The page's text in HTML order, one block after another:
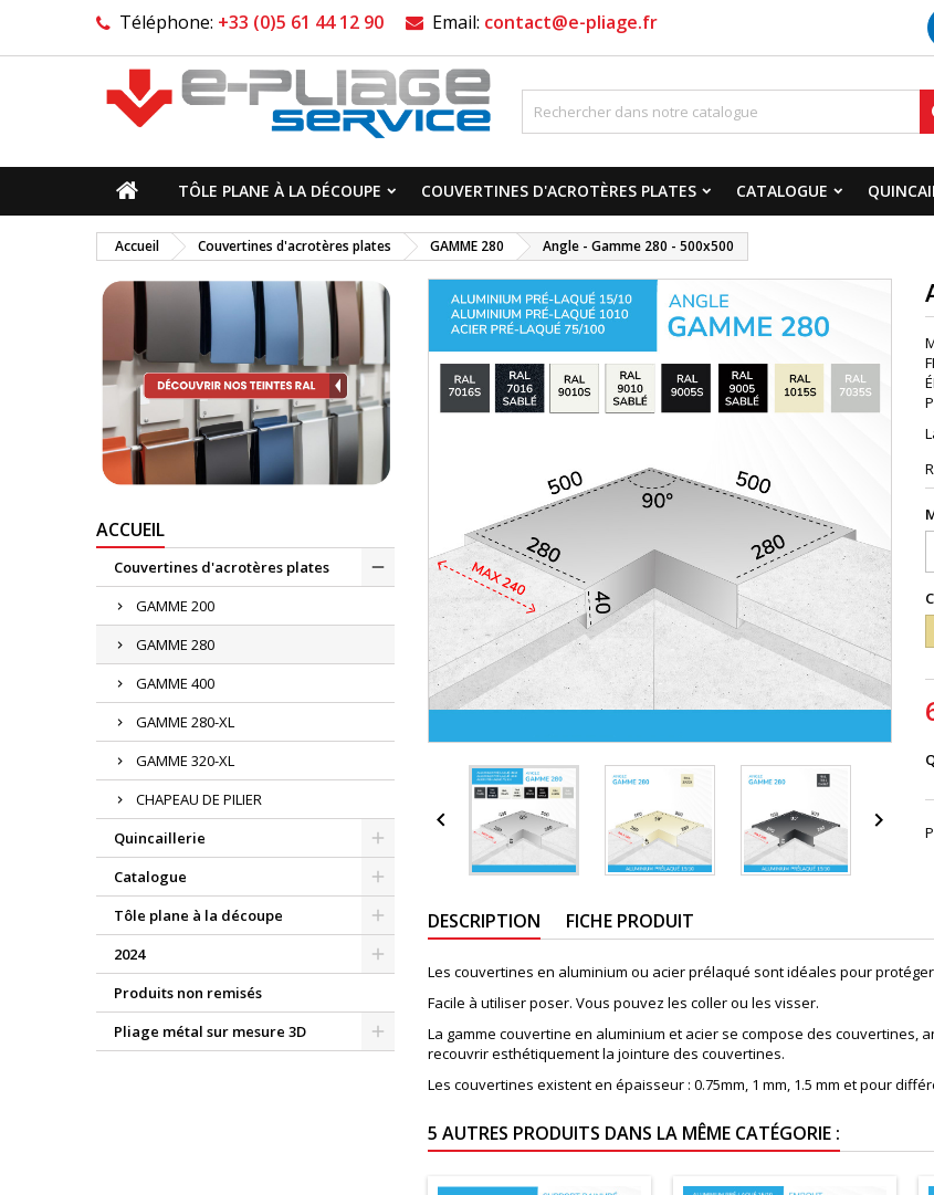
Téléphone: +33 (0)5 61 44 12 90 Email: contact@e-pliage.fr
TÔLE PLANE À LA DÉCOUPE COUVERTINES D'ACROTÈRES PLATES CATALOGUE
Accueil Couvertines d'acrotères plates GAMME 280 Angle - Gamme 280 - 500x500
ACCUEIL
Couvertines d'acrotères plates
GAMME 200
GAMME 280
GAMME 400
GAMME 280-XL
GAMME 320-XL
CHAPEAU DE PILIER
Quincaillerie
Catalogue
Tôle plane à la découpe
2024
Produits non remisés
Pliage métal sur mesure 3D
 
DESCRIPTION FICHE PRODUIT
Les couvertines en aluminium ou acier prélaqué sont idéales pour
Facile à utiliser poser. Vous pouvez les coller ou les visser.
La gamme couvertine en aluminium et acier se compose des
recouvrir esthétiquement la jointure des couvertines.
Les couvertines existent en épaisseur : 0.75mm, 1 mm, 1.5 mm et pour
5 AUTRES PRODUITS DANS LA MÊME CATÉGORIE :